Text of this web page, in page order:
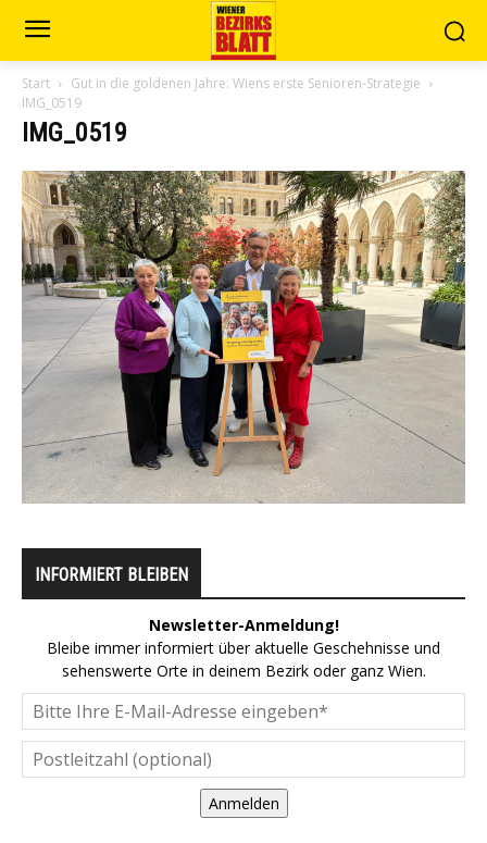
Start
Gut in die goldenen Jahre: Wiens erste Senioren-Strategie
IMG_0519
IMG_0519
INFORMIERT BLEIBEN
Newsletter-Anmeldung!
Bleibe immer informiert über aktuelle Geschehnisse und
sehenswerte Orte in deinem Bezirk oder ganz Wien.
Anmelden